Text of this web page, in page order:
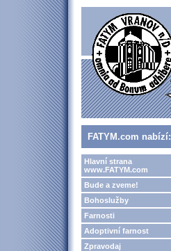
FATYM.com nabízí:
Hlavní strana
www.FATYM.com
Bude a zveme!
Bohoslužby
Farnosti
Adoptivní farnost
Zpravodaj